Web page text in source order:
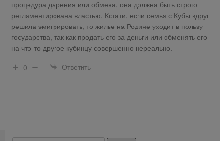
процедура дарения или обмена, она должна быть строго
регламентирована властью. Кстати, если семья с Кубы вдруг
решила эмигрировать, то жилье на Родине уходит в пользу
государства, так как продать его за деньги или обменять его
на что-то другое кубинцу совершенно нереально.
0
Ответить